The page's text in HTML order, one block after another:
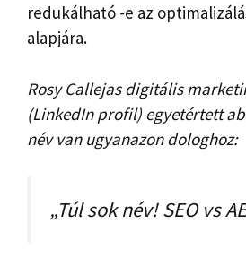
redukálható -e az
alapjára.
Rosy Callejas digitális
(LinkedIn profil) egyetértett
név van ugyanazon dologhoz:
„Túl sok név! SEO vs